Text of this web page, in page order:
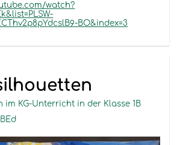
watch?
BO&index=3
im KG-Unterricht in der Klasse 1B